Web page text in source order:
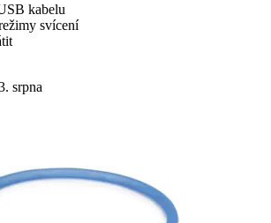
kabelu
svícení
srpna